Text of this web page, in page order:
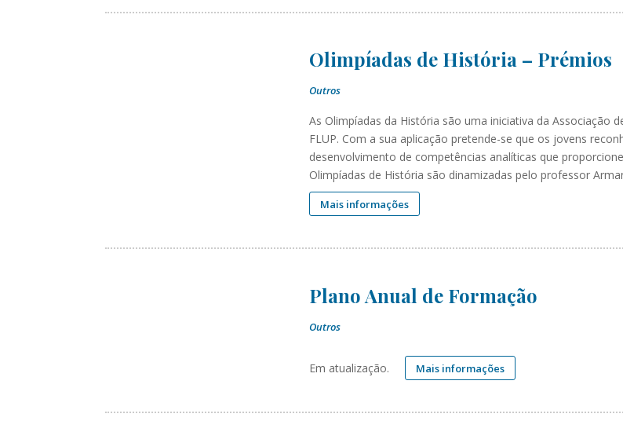
Olimpíadas de História – Prémios
Outros
As Olimpíadas da História são uma iniciativa da Associação
FLUP. Com a sua aplicação pretende-se que os jovens
desenvolvimento de competências analíticas que
Olimpíadas de História são dinamizadas pelo professor
Mais informações
Plano Anual de Formação
Outros
Em atualização. Mais informações